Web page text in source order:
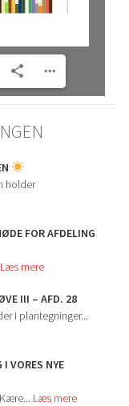
holder
FOR AFDELING
Læs mere
III – AFD. 28
I plantegninger...
I VORES NYE
Læs mere